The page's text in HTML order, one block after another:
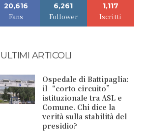
20,616
Fans
6,261
Follower
1,117
Iscritti
ULTIMI ARTICOLI
Ospedale di Battipaglia:
il “corto circuito”
istituzionale tra ASL e
Comune. Chi dice la
verità sulla stabilità del
presidio?